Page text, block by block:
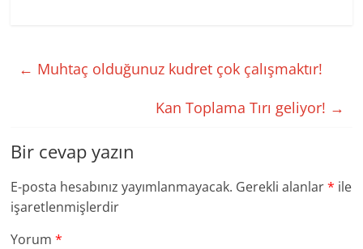
← Muhtaç olduğunuz kudret çok çalışmaktır!
Kan Toplama Tırı geliyor! →
Bir cevap yazın
E-posta hesabınız yayımlanmayacak. Gerekli alanlar* ile
işaretlenmişlerdir
Yorum*